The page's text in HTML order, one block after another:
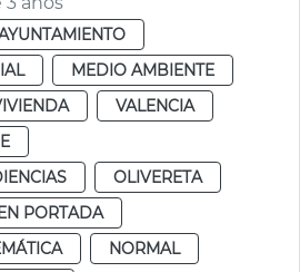
MEDIO AMBIENTE
VALENCIA
OLIVERETA
PORTADA
NORMAL